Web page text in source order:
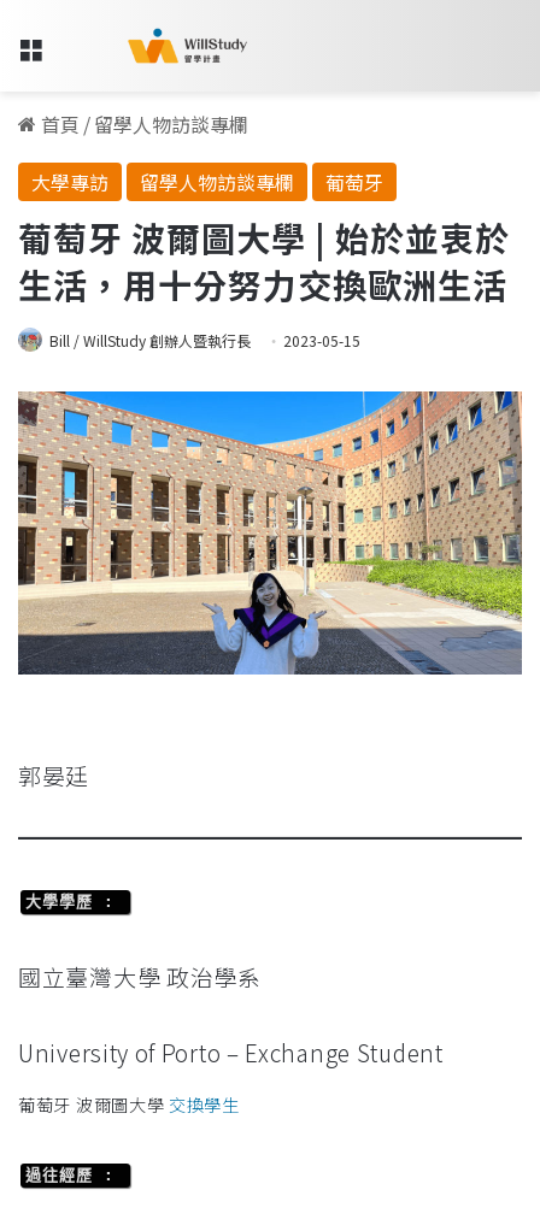
Menu
首頁 /留學人物訪談專欄
大學專訪
留學人物訪談專欄 葡萄牙
葡萄牙 波爾圖大學 | 始於並衷於
生活，用十分努力交換歐洲生活
Bill / WillStudy 創辦人暨執行長 2023-05-15
郭晏廷
大學學歷 :
國立臺灣大學 政治學系
University of Porto – Exchange Student
葡萄牙 波爾圖大學 交換學生
過往經歷 :